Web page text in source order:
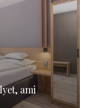
ami